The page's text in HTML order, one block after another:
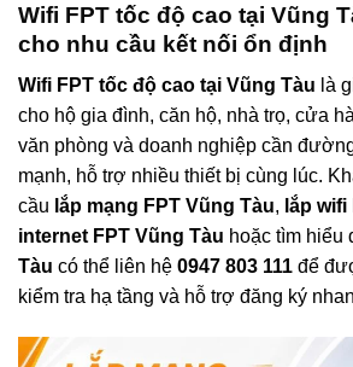
Wifi FPT tốc độ cao tại Vũng
cho nhu cầu kết nối ổn định
Wifi FPT tốc độ cao tại Vũng Tàu là
cho hộ gia đình, căn hộ, nhà trọ, cửa
văn phòng và doanh nghiệp cần
mạnh, hỗ trợ nhiều thiết bị cùng lúc.
cầu lắp mạng FPT Vũng Tàu, lắp
internet FPT Vũng Tàu hoặc tìm hiểu
Tàu có thể liên hệ 0947 803 111 để
kiểm tra hạ tầng và hỗ trợ đăng ký